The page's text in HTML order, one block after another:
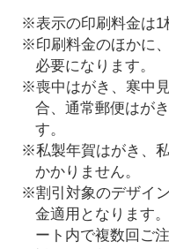
※表示の印刷料金は1
※印刷料金のほかに
必要になります。
※喪中はがき、寒中
合、通常郵便はが
す。
※私製年賀はがき、
かかりません。
※割引対象のデザイ
金適用となります
ート内で複数回ご